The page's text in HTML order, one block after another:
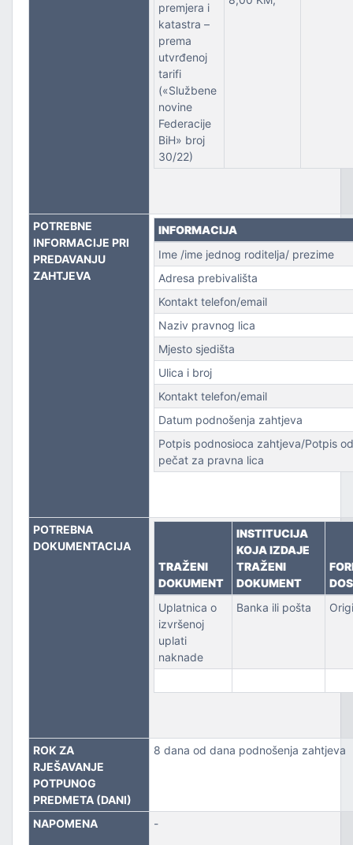
premjera i
katastra –
prema
utvrđenoj
tarifi
(«Službene
novine
Federacije
BiH» broj
30/22)
POTREBNE
INFORMACIJE PRI
PREDAVANJU
ZAHTJEVA
INFORMACIJA
Ime /ime jednog roditelja/ prezime
Adresa prebivališta
Kontakt telefon/email
Naziv pravnog lica
Mjesto sjedišta
Ulica i broj
Kontakt telefon/email
Datum podnošenja zahtjeva
Potpis podnosioca zahtjeva/Potpis
pečat za pravna lica
POTREBNA
DOKUMENTACIJA
TRAŽENI
DOKUMENT
INSTITUCIJA
KOJA IZDAJE
TRAŽENI
DOKUMENT
Uplatnica o
izvršenoj
uplati
naknade
Banka ili pošta
ROK ZA
RJEŠAVANJE
POTPUNOG
PREDMETA (DANI)
8 dana od dana podnošenja zahtjeva
NAPOMENA -